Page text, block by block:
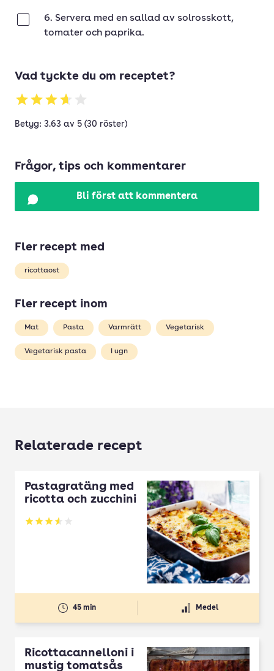
6. Servera med en sallad av solrosskott,
tomater och paprika.
Vad tyckte du om receptet?
Betyg: 3.63 av 5 (30 röster)
Frågor, tips och kommentarer
Bli först att kommentera
Fler recept med
ricottaost
Fler recept inom
Mat Pasta Varmrätt Vegetarisk
Vegetarisk pasta I ugn
Relaterade recept
Pastagratäng med
ricotta och zucchini
Betyg: 3.58 av 5
45 min Medel
Ricottacannelloni i
mustig tomatsås